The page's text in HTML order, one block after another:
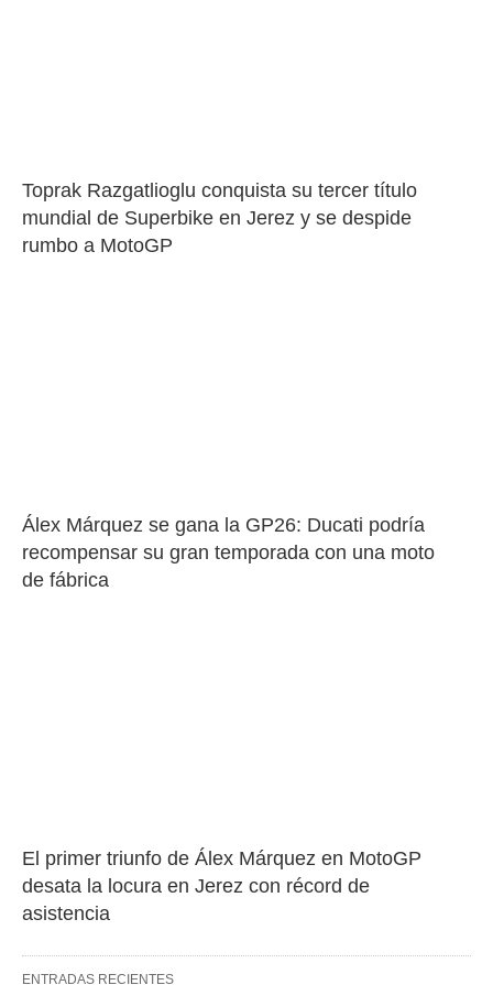
Toprak Razgatlioglu conquista su tercer título
mundial de Superbike en Jerez y se despide
rumbo a MotoGP
Álex Márquez se gana la GP26: Ducati podría
recompensar su gran temporada con una moto
de fábrica
El primer triunfo de Álex Márquez en MotoGP
desata la locura en Jerez con récord de
asistencia
ENTRADAS RECIENTES